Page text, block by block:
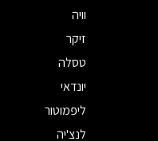
וויה
זיקר
טסלה
יונדאי
ליפמוטור
לנצ'יה